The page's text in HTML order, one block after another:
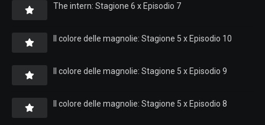
The intern: Stagione 6 x Episodio 7
Il colore delle magnolie: Stagione 5 x Episodio 10
Il colore delle magnolie: Stagione 5 x Episodio 9
Il colore delle magnolie: Stagione 5 x Episodio 8